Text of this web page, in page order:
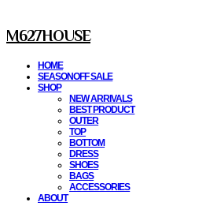
M627HOUSE
HOME
SEASONOFF SALE
SHOP
NEW ARRIVALS
BEST PRODUCT
OUTER
TOP
BOTTOM
DRESS
SHOES
BAGS
ACCESSORIES
ABOUT